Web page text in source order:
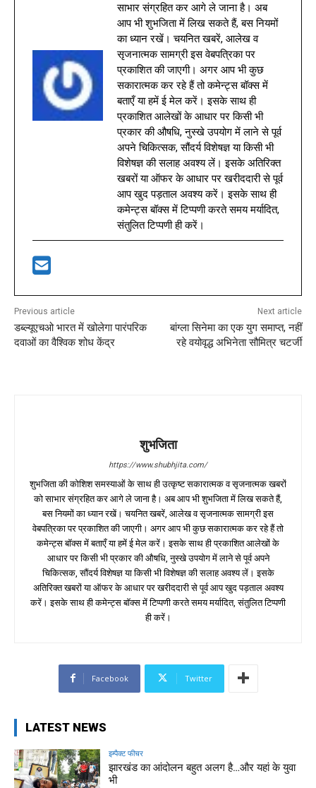
साभार संग्रहित कर आगे ले जाना है। अब
आप भी शुभजिता में लिख सकते हैं, बस नियमों
का ध्यान रखें। चयनित खबरें, आलेख व
सृजनात्मक सामग्री इस वेबपत्रिका पर
प्रकाशित की जाएगी। अगर आप भी कुछ
सकारात्मक कर रहे हैं तो कमेन्ट्स बॉक्स में
बताएँ या हमें ई मेल करें। इसके साथ ही
प्रकाशित आलेखों के आधार पर किसी भी
प्रकार की औषधि, नुस्खे उपयोग में लाने से पूर्व
अपने चिकित्सक, सौंदर्य विशेषज्ञ या किसी भी
विशेषज्ञ की सलाह अवश्य लें। इसके अतिरिक्त
खबरों या ऑफर के आधार पर खरीददारी से पूर्व
आप खुद पड़ताल अवश्य करें। इसके साथ ही
कमेन्ट्स बॉक्स में टिप्पणी करते समय मर्यादित,
संतुलित टिप्पणी ही करें।
Previous article
डब्ल्यूएचओ भारत में खोलेगा पारंपरिक
दवाओं का वैश्विक शोध केंद्र
Next article
बांग्ला सिनेमा का एक युग समाप्त, नहीं
रहे वयोवृद्ध अभिनेता सौमित्र चटर्जी
शुभजिता
https://www.shubhjita.com/
शुभजिता की कोशिश समस्याओं के साथ ही उत्कृष्ट सकारात्मक व सृजनात्मक खबरों
को साभार संग्रहित कर आगे ले जाना है। अब आप भी शुभजिता में लिख सकते हैं,
बस नियमों का ध्यान रखें। चयनित खबरें, आलेख व सृजनात्मक सामग्री इस
वेबपत्रिका पर प्रकाशित की जाएगी। अगर आप भी कुछ सकारात्मक कर रहे हैं तो
कमेन्ट्स बॉक्स में बताएँ या हमें ई मेल करें। इसके साथ ही प्रकाशित आलेखों के
आधार पर किसी भी प्रकार की औषधि, नुस्खे उपयोग में लाने से पूर्व अपने
चिकित्सक, सौंदर्य विशेषज्ञ या किसी भी विशेषज्ञ की सलाह अवश्य लें। इसके
अतिरिक्त खबरों या ऑफर के आधार पर खरीददारी से पूर्व आप खुद पड़ताल अवश्य
करें। इसके साथ ही कमेन्ट्स बॉक्स में टिप्पणी करते समय मर्यादित, संतुलित टिप्पणी
ही करें।
Facebook Twitter
LATEST NEWS
इम्पैक्ट फीचर
झारखंड का आंदोलन बहुत अलग है…और यहां के युवा
भी